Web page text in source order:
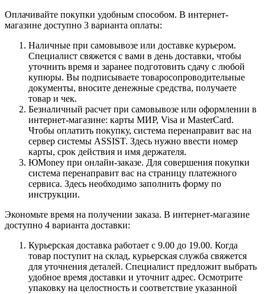
Оплачивайте покупки удобным способом. В интернет-
магазине доступно 3 варианта оплаты:
Наличные при самовывозе или доставке курьером.
Специалист свяжется с вами в день доставки, чтобы
уточнить время и заранее подготовить сдачу с любой
купюры. Вы подписываете товаросопроводительные
документы, вносите денежные средства, получаете
товар и чек.
Безналичный расчет при самовывозе или оформлении в
интернет-магазине: карты МИР, Visa и MasterCard.
Чтобы оплатить покупку, система перенаправит вас на
сервер системы ASSIST. Здесь нужно ввести номер
карты, срок действия и имя держателя.
ЮMoney при онлайн-заказе. Для совершения покупки
система перенаправит вас на страницу платежного
сервиса. Здесь необходимо заполнить форму по
инструкции.
Экономьте время на получении заказа. В интернет-магазине
доступно 4 варианта доставки:
Курьерская доставка работает с 9.00 до 19.00. Когда
товар поступит на склад, курьерская служба свяжется
для уточнения деталей. Специалист предложит выбрать
удобное время доставки и уточнит адрес. Осмотрите
упаковку на целостность и соответствие указанной